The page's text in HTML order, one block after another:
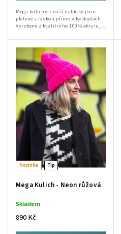
Mega kulichy z naší nabídky jsou
pletené s láskou přímo v Beskydách.
Vyrobené z kvalitního 100% akrylu,
Ruční výroba od babičky a Lidušky...
Novinka Tip
Mega Kulich - Neon růžová
Skladem
890 Kč